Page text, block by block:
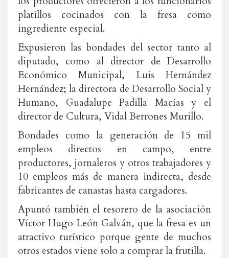
platillos cocinados con la fresa como
ingrediente especial.
Expusieron las bondades del sector tanto al
diputado, como al director de Desarrollo
Económico Municipal, Luis Hernández
Hernández; la directora de Desarrollo Social y
Humano, Guadalupe Padilla Macías y el
director de Cultura, Vidal Berrones Murillo.
Bondades como la generación de 15 mil
empleos directos en campo, entre
productores, jornaleros y otros trabajadores y
10 empleos más de manera indirecta, desde
fabricantes de canastas hasta cargadores.
Apuntó también el tesorero de la asociación
Víctor Hugo León Galván, que la fresa es un
atractivo turístico porque gente de muchos
otros estados viene solo a comprar la frutilla.